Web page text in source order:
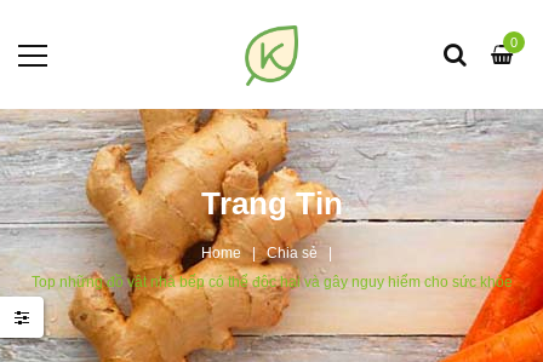
0
Trang Tin
Home
Chia sẻ
Top những đồ vật nhà bếp có thể độc hại và gây nguy hiểm cho sức khỏe